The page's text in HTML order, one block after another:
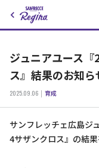
ジュニアユース
ス』結果のお知ら
2025.09.06 育成
サンフレッチェ広島ジ
4サザンクロス』の結果